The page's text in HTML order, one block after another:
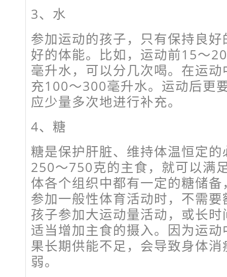
3、水
参加运动的孩子，只有保持良
好的体能。比如，运动前15～
毫升水，可以分几次喝。在运
充100～300毫升水。运动后更
应少量多次地进行补充。
4、糖
糖是保护肝脏、维持体温恒定
250～750克的主食，就可以满
体各个组织中都有一定的糖储
参加一般性体育活动时，不需
孩子参加大运动量活动，或长
适当增加主食的摄入。因为运
果长期供能不足，会导致身体
弱。